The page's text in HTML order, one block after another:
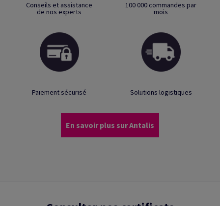
Conseils et assistance
de nos experts
100 000 commandes par
mois
Paiement sécurisé Solutions logistiques
En savoir plus sur Antalis